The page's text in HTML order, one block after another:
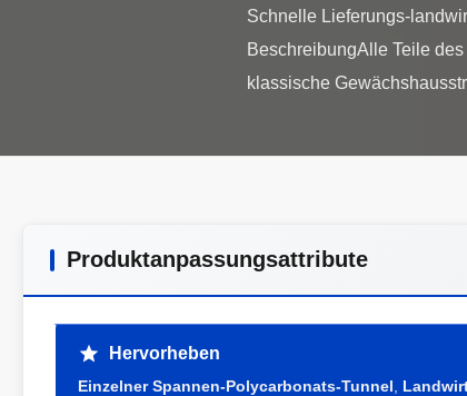
Schnelle Lieferungs-
BeschreibungAlle Teile
Produktanpassungsattribute
Hervorheben
Einzelner Spannen-Polycarbonats-Tunnel